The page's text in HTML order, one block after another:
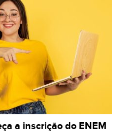
a inscrição do ENEM